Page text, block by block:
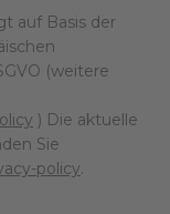
auf Basis der
(weitere
) Die aktuelle
Sie
policy.